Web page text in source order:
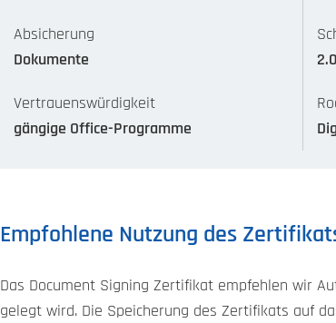
Absicherung
Dokumente
Vertrauenswürdigkeit
gängige Office-Programme
Empfohlene Nutzung des
Das Document Signing Zertifikat empfehlen wir
gelegt wird. Die Speicherung des Zertifikats auf